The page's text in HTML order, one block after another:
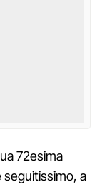
72esima
seguitissimo, a